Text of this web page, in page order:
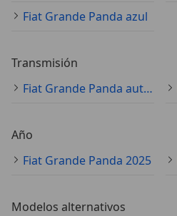
Fiat Grande Panda azul
Transmisión
Fiat Grande Panda automático
Año
Fiat Grande Panda 2025
Modelos alternativos